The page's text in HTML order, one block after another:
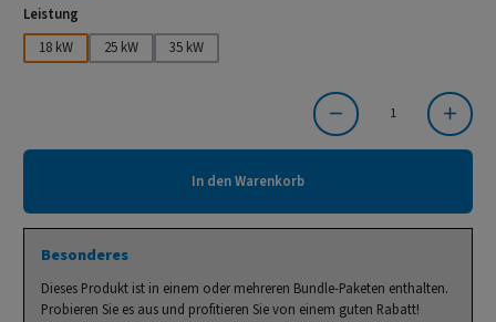
Leistung
18 kW
25 kW 35 kW
Produkt Anzahl: Gib den gewünschten Wert ein oder benutze die Schaltflächen um die
In den Warenkorb
Besonderes
Dieses Produkt ist in einem oder mehreren Bundle-Paketen enthalten.
Probieren Sie es aus und profitieren Sie von einem guten Rabatt!